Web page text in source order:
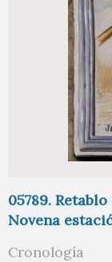
05789.
Novena
Cronología